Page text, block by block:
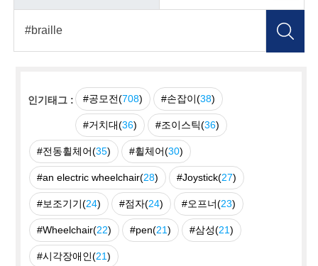
인기태그 : #공모전(708) #손잡이(38)
#거치대(36) #조이스틱(36)
#전동휠체어(35) #휠체어(30)
#an electric wheelchair(28) #Joystick(27)
#보조기기(24) #점자(24) #오프너(23)
#Wheelchair(22) #pen(21) #삼성(21)
#시각장애인(21)